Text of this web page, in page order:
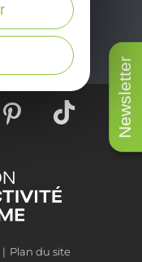
Newsletter
Plan du site